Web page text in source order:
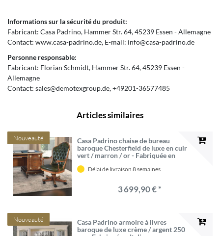
Informations sur la sécurité du produit:
Fabricant: Casa Padrino Hammer Str.64 45239 Essen
Allemagne
Contact: www.casa-padrino.de E-mail: info@casa-padrino.de
Personne responsable:
Fabricant: Florian Schmidt Hammer Str.64 45239 Essen
Allemagne
Contact: sales@demotexgroup.de +49201-36577485
Articles similaires
Nouveauté
Casa Padrino chaise de bureau
baroque Chesterfield de luxe en cuir
vert / marron / or - Fabriquée en
Délai de livraison 8 semaines
3 699,90 € *
Nouveauté
Casa Padrino armoire à livres
baroque de luxe crème / argent 250